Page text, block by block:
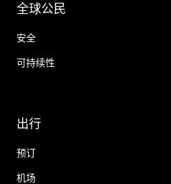
全球公民
安全
可持续性
出行
预订
机场